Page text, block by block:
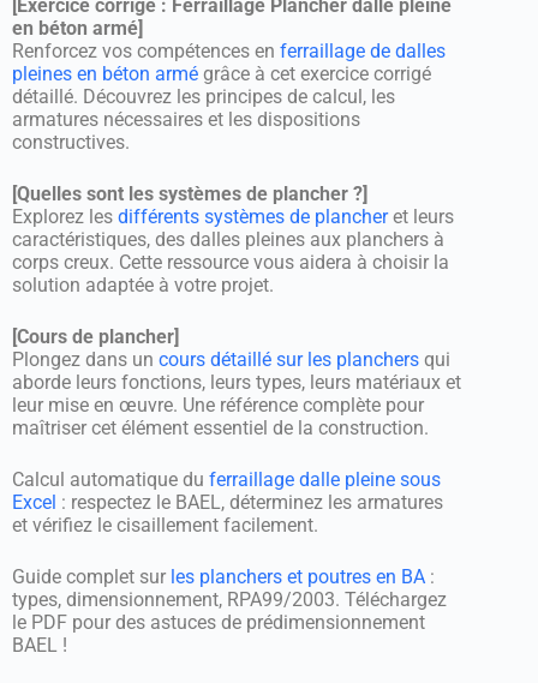
[Exercice corrigé : Ferraillage Plancher dalle pleine
en béton armé]
Renforcez vos compétences en ferraillage de dalles
pleines en béton armé grâce à cet exercice corrigé
détaillé. Découvrez les principes de calcul, les
armatures nécessaires et les dispositions
constructives.
[Quelles sont les systèmes de plancher ?]
Explorez les différents systèmes de plancheret leurs
caractéristiques, des dalles pleines aux planchers à
corps creux. Cette ressource vous aidera à choisir la
solution adaptée à votre projet.
[Cours de plancher]
Plongez dans un cours détaillé sur les planchers qui
aborde leurs fonctions, leurs types, leurs matériaux et
leur mise en œuvre. Une référence complète pour
maîtriser cet élément essentiel de la construction.
Calcul automatique du ferraillage dalle pleine sous
Excel : respectez le BAEL, déterminez les armatures
et vérifiez le cisaillement facilement.
Guide complet sur les planchers et poutres en BA :
types, dimensionnement, RPA99/2003. Téléchargez
le PDF pour des astuces de prédimensionnement
BAEL !